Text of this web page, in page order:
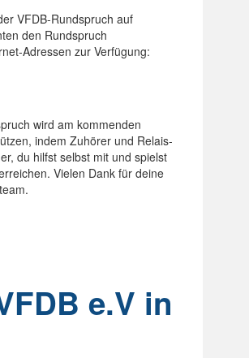
VFDB-Rundspruch auf
den Rundspruch
Adressen zur Verfügung:
wird am kommenden
indem Zuhörer und Relais-
du hilfst selbst mit und spielst
Vielen Dank für deine
e.V in